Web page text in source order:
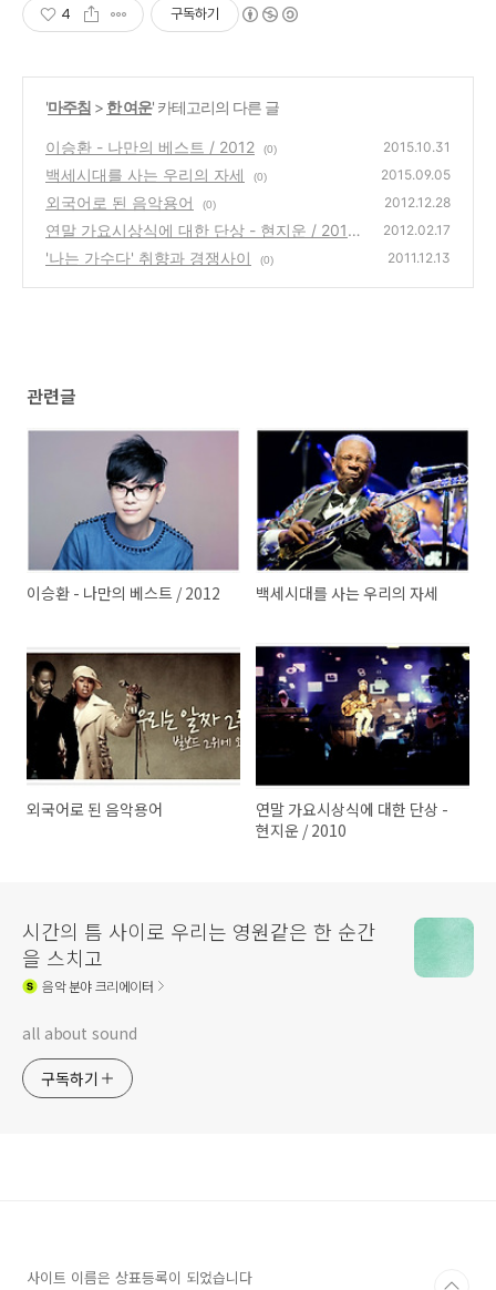
컨트롤러
4 구독하기
'마주침 > 한 여운' 카테고리의 다른 글
이승환 - 나만의 베스트 / 2012 (0) 2015.10.31
백세시대를 사는 우리의 자세 (0) 2015.09.05
외국어로 된 음악용어 (0) 2012.12.28
연말 가요시상식에 대한 단상 - 현지운 / 2010
(0)
2012.02.17
'나는 가수다' 취향과 경쟁사이 (0) 2011.12.13
관련글
이승환 - 나만의 베스트 / 2012 백세시대를 사는 우리의 자세
외국어로 된 음악용어
연말 가요시상식에 대한 단상 -
현지운 / 2010
시간의 틈 사이로 우리는 영원같은 한 순간
을 스치고
음악분야 크리에이터
all about sound
구독하기
사이트 이름은 상표등록이 되었습니다